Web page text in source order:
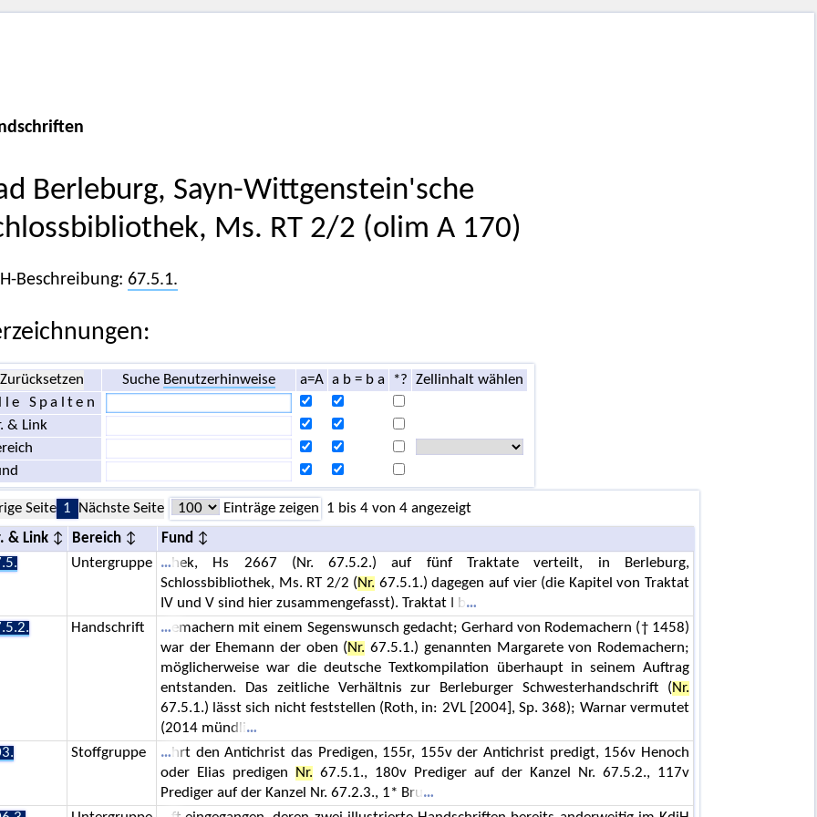
Berleburg, Sayn-Wittgenstein'sche
Ms. RT 2/2 (olim A 170)
Beschreibung: 67.5.1.
Zurücksetzen Suche Benutzerhinweise a=A a b = b a *?
Zellinhalt wählen
Spalten
& Link
Seite 1 Nächste Seite Einträge zeigen 1 bis 4 von 4 angezeigt
& Link Bereich
Fund
Untergruppe
hek, Hs 2667 (Nr. 67.5.2.) auf fünf Traktate verteilt, in Berleburg,
Schlossbibliothek, Ms. RT 2/2 (Nr. 67.5.1.) dagegen auf vier (die Kapitel von Traktat
IV und V sind hier zusammengefasst). Traktat I b
Handschrift
emachern mit einem Segenswunsch gedacht; Gerhard von Rodemachern († 1458)
war der Ehemann der oben (Nr. 67.5.1.) genannten Margarete von Rodemachern;
möglicherweise war die deutsche Textkompilation überhaupt in seinem Auftrag
entstanden. Das zeitliche Verhältnis zur Berleburger Schwesterhandschrift (Nr.
67.5.1.) lässt sich nicht feststellen (Roth, in: 2VL [2004], Sp. 368); Warnar vermutet
(2014 mündli
Stoffgruppe
hrt den Antichrist das Predigen, 155r, 155v der Antichrist predigt, 156v Henoch
oder Elias predigen
Nr. 67.5.1., 180v Prediger auf der Kanzel Nr. 67.5.2., 117v
Prediger auf der Kanzel Nr. 67.2.3., 1* Bru